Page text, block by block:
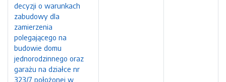
decyzji o warunkach
zabudowy dla
zamierzenia
polegającego na
budowie domu
jednorodzinnego oraz
garażu na działce nr
323/7 położonej w